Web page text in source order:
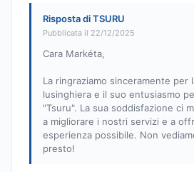
Risposta di TSURU
Pubblicata il 22/12/2025
Cara Markéta,
La ringraziamo sinceramente per
lusinghiera e il suo entusiasmo
"Tsuru". La sua soddisfazione ci
a migliorare i nostri servizi e a
esperienza possibile. Non
presto!